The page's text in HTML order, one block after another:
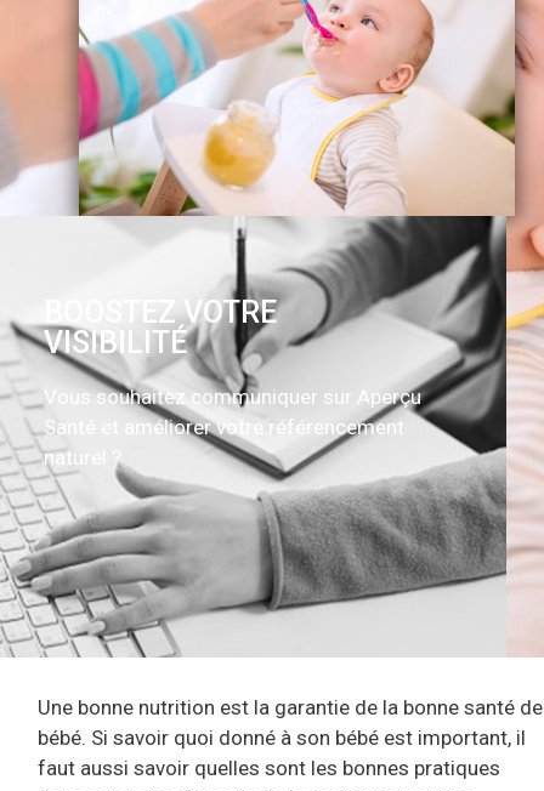
BOOSTEZ VOTRE
VISIBILITÉ
Vous souhaitez communiquer sur Aperçu
Santé et améliorer votre référencement
naturel ?
Une bonne nutrition est la garantie de la bonne santé de
bébé. Si savoir quoi donné à son bébé est important, il
faut aussi savoir quelles sont les bonnes pratiques